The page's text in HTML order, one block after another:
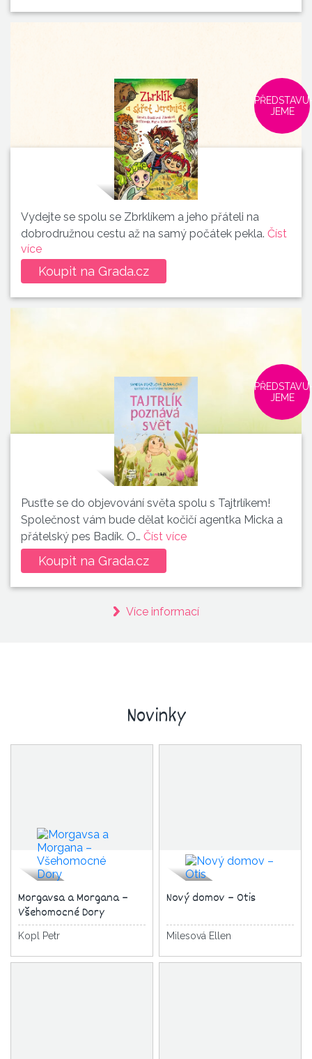
Vydejte se spolu se Zbrklíkem a jeho přáteli na
dobrodružnou cestu až na samý počátek pekla. Číst
více
Koupit na Grada.cz
JEME
Pusťte se do objevování světa spolu s Tajtrlíkem!
Společnost vám bude dělat kočičí agentka Micka a
přátelský pes Badík. O… Číst více
Koupit na Grada.cz
JEME
Více informací
Novinky
Morgavsa a Morgana –
Všehomocné Dory
Kopl Petr
Nový domov – Otis
Milesová Ellen